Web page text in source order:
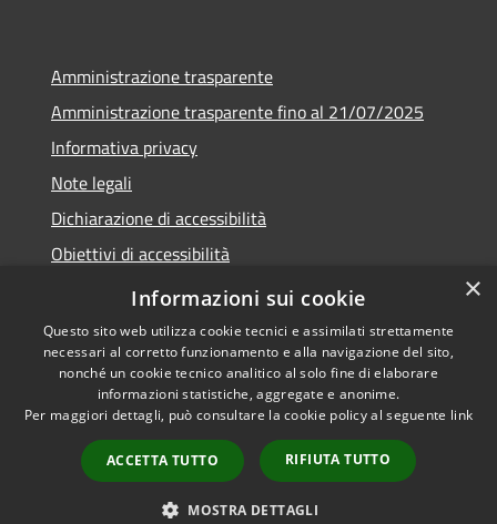
Amministrazione trasparente
Amministrazione trasparente fino al 21/07/2025
Informativa privacy
Note legali
Dichiarazione di accessibilità
Obiettivi di accessibilità
Piano di miglioramento
Accessibilità
Copyright © 2026 • Comune di
Nembro • Powered by
Municipium•
Accesso
redazione
×
Informazioni sui cookie
Questo sito web utilizza cookie tecnici e assimilati strettamente
necessari al corretto funzionamento e alla navigazione del sito,
nonché un cookie tecnico analitico al solo fine di elaborare
informazioni statistiche, aggregate e anonime.
Per maggiori dettagli, può consultare la cookie policy al seguente link
ACCETTA TUTTO RIFIUTA TUTTO
MOSTRA DETTAGLI